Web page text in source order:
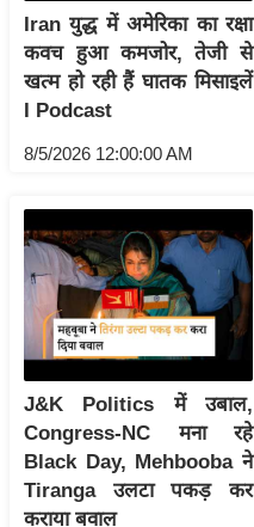
ज्यो
ति
ष
प्र
भु
हि
मा
/
ध
र्म
स्थ
ल
व्र
त
त्यो
Iran युद्ध में अमेरिका का रक्षा
कवच हुआ कमजोर, तेजी से
खत्म हो रही हैं घातक मिसाइलें
I Podcast
8/5/2026 12:00:00 AM
J&K Politics में उबाल,
Congress-NC मना रहे
Black Day, Mehbooba ने
Tiranga उलटा पकड़ कर
कराया बवाल